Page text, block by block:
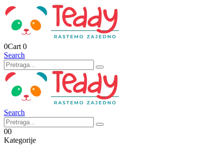
0Cart 0
Search
Search
00
Kategorije